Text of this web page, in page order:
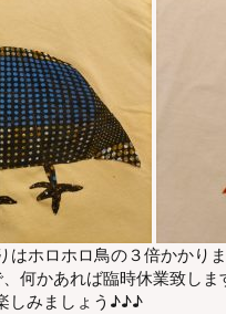
ホロホロ鳥の３倍かかり
何かあれば臨時休業致しま
しみましょう♪♪♪